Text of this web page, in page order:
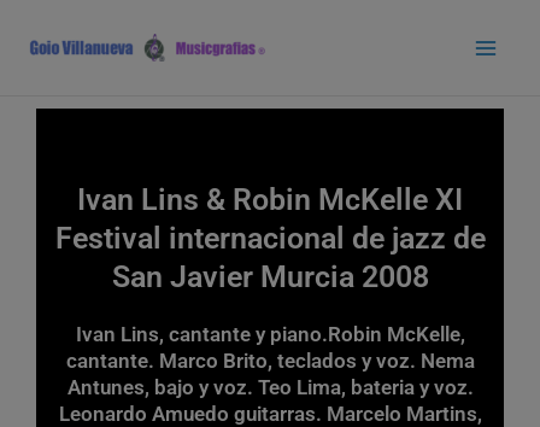
contenido
Ivan Lins & Robin McKelle XI
Festival internacional de jazz de
San Javier Murcia 2008
Ivan Lins, cantante y piano.Robin McKelle,
cantante. Marco Brito, teclados y voz. Nema
Antunes, bajo y voz. Teo Lima, bateria y voz.
Leonardo Amuedo guitarras. Marcelo Martins,